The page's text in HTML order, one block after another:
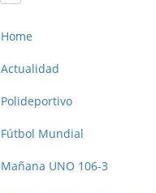
Home
Actualidad
Polideportivo
Fútbol Mundial
Mañana UNO 106-3